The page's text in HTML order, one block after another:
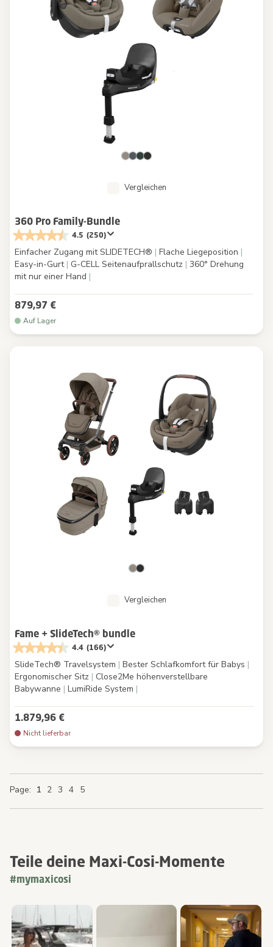
Vergleichen
360 Pro Family-Bundle
4.5 (250)
Einfacher Zugang mit SLIDETECH® | Flache Liegeposition |
Easy-in-Gurt | G-CELL Seitenaufprallschutz | 360° Drehung
mit nur einer Hand |
879,97 €
Auf Lager
Vergleichen
Fame + SlideTech® bundle
4.4 (166)
SlideTech® Travelsystem | Bester Schlafkomfort für Babys |
Ergonomischer Sitz | Close2Me höhenverstellbare
Babywanne | LumiRide System |
1.879,96 €
Nicht lieferbar
Page You're currently reading page
1 Page
2 Page
3 Page
4 Page
5
Teile deine Maxi-Cosi-Momente
#mymaxicosi
Medien-Karussell
Carousel mit Produktfotos. Verwenden Sie die Schaltflächen